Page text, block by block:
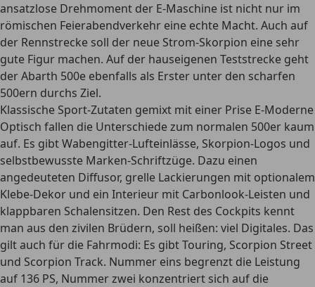
ansatzlose Drehmoment der E-Maschine ist nicht nur im
römischen Feierabendverkehr eine echte Macht. Auch auf
der Rennstrecke soll der neue Strom-Skorpion eine sehr
gute Figur machen. Auf der hauseigenen Teststrecke geht
der Abarth 500e ebenfalls als Erster unter den scharfen
500ern durchs Ziel.
Klassische Sport-Zutaten gemixt mit einer Prise E-Moderne
Optisch fallen die Unterschiede zum normalen 500er kaum
auf. Es gibt Wabengitter-Lufteinlässe, Skorpion-Logos und
selbstbewusste Marken-Schriftzüge. Dazu einen
angedeuteten Diffusor, grelle Lackierungen mit optionalem
Klebe-Dekor und ein Interieur mit Carbonlook-Leisten und
klappbaren Schalensitzen. Den Rest des Cockpits kennt
man aus den zivilen Brüdern, soll heißen: viel Digitales. Das
gilt auch für die Fahrmodi: Es gibt Touring, Scorpion Street
und Scorpion Track. Nummer eins begrenzt die Leistung
auf 136 PS, Nummer zwei konzentriert sich auf die